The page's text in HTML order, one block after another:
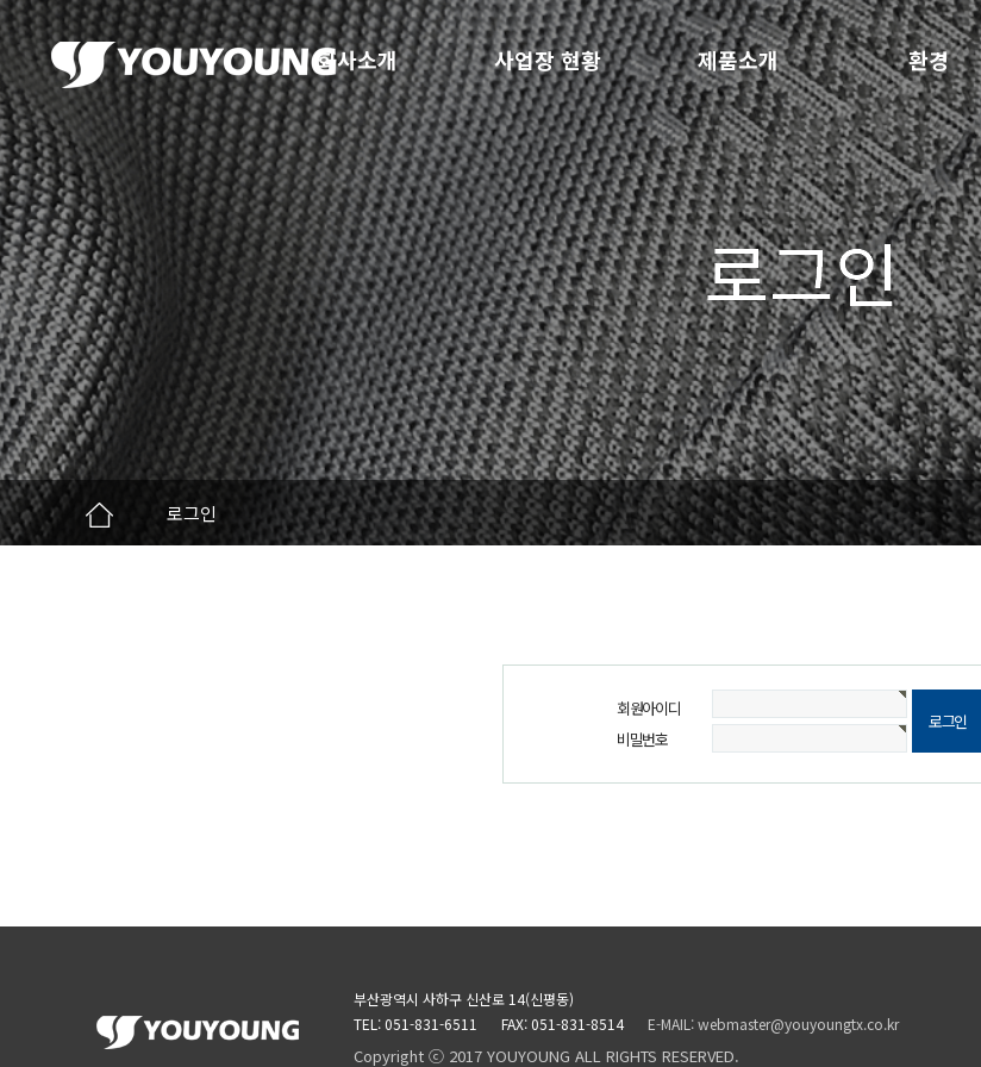
회사소개 사업장 현황 제품소개 환경
로그인
회원아이디
비밀번호
부산광역시 사하구 신산로 14(신평동)
TEL: 051-831-6511
FAX: 051-831-8514 E-MAIL: webmaster@youyoungtx.co.kr
Copyright ⓒ 2017 YOUYOUNG ALL RIGHTS RESERVED.